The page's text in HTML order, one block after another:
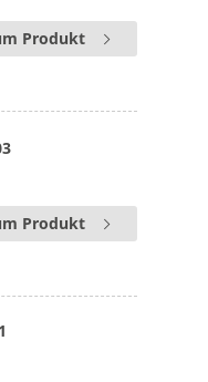
Produkt
Produkt